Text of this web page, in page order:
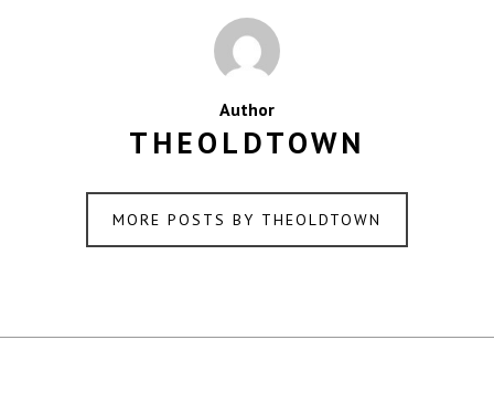
Author
THEOLDTOWN
MORE POSTS BY THEOLDTOWN